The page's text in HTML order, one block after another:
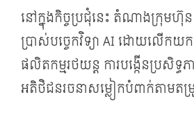
នៅក្នុងកិច្ចប្រជុំនេះ តំណាងក្រុមហ៊ុន
ប្រាស់បច្ចេកវិទ្យា AI ដោយលើកយក
ផលិតកម្មរថយន្ត ការបង្កើនប្រសិ
អតិថិជនរចនាសម្លៀកបំពាក់តាមតម្រូ